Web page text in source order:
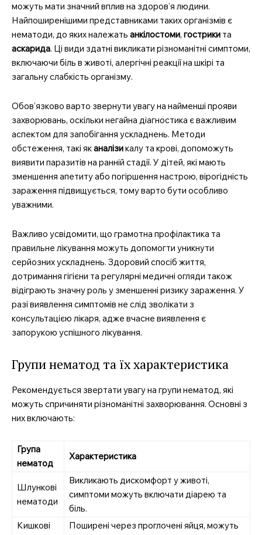
можуть мати значний вплив на здоров’я людини.
Найпоширенішими представниками таких організмів є
нематоди, до яких належать анкілостоми, гострики та
аскарида. Ці види здатні викликати різноманітні симптоми,
включаючи біль в животі, алергічні реакції на шкірі та
загальну слабкість організму.
Обов’язково варто звернути увагу на найменші прояви
захворювань, оскільки негайна діагностика є важливим
аспектом для запобігання ускладнень. Методи
обстеження, такі яканалізикалу та крові, допоможуть
виявити паразитів на ранній стадії. У дітей, які мають
зменшення апетиту або погіршення настрою, вірогідність
зараження підвищується, тому варто бути особливо
уважними.
Важливо усвідомити, що грамотна профілактика та
правильне лікування можуть допомогти уникнути
серйозних ускладнень. Здоровий спосіб життя,
дотримання гігієни та регулярні медичні огляди також
відіграють значну роль у зменшенні ризику зараження. У
разі виявлення симптомів не слід зволікати з
консультацією лікаря, адже вчасне виявлення є
запорукою успішного лікування.
Групи нематод та їх характеристика
Рекомендується звертати увагу на групи нематод, які
можуть спричиняти різноманітні захворювання. Основні з
них включають:
Група
нематод
Характеристика
Шлункові
нематоди
Викликають дискомфорт у животі,
симптоми можуть включати діарею та
біль.
Кишкові
Поширені через проглочені яйця, можуть